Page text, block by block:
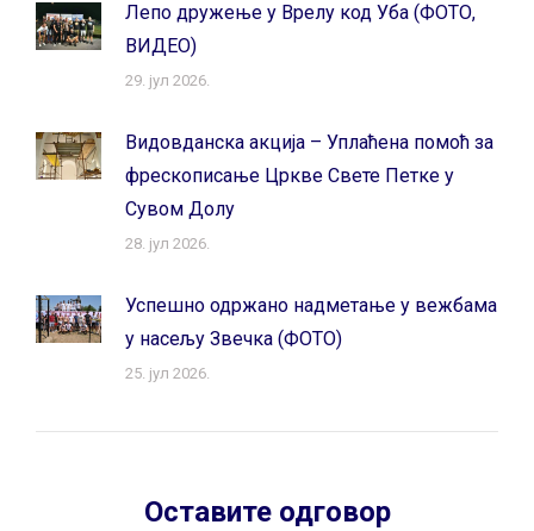
Лепо дружење у Врелу код Уба (ФОТО,
ВИДЕО)
29. јул 2026.
Видовданска акција – Уплаћена помоћ за
фрескописање Цркве Свете Петке у
Сувом Долу
28. јул 2026.
Успешно одржано надметање у вежбама
у насељу Звечка (ФОТО)
25. јул 2026.
Оставите одговор